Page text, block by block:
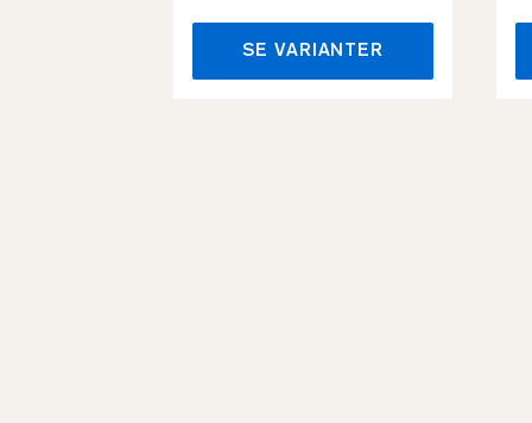
SE VARIANTER